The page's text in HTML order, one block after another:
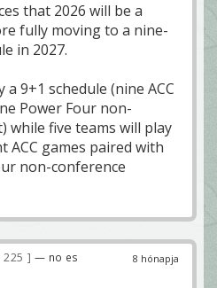
that 2026 will be a
fully moving to a nine-
in 2027.
9+1 schedule (nine ACC
Power Four non-
while five teams will play
ACC games paired with
non-conference
8 hónapja
225
— no es